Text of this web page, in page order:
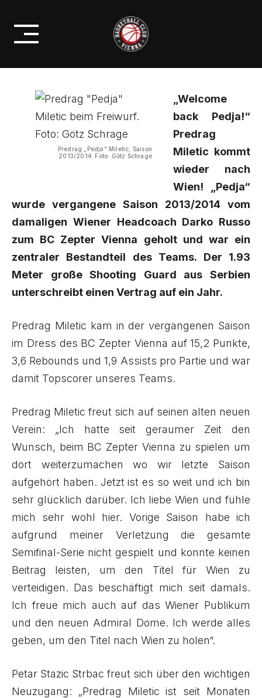
content
PREDRAG MILETIC KEHRT ZUM
BC ZEPTER VIENNA ZURÜCK
Predrag „Pedja“ Miletic, Saison
2013/2014. Foto: Götz Schrage
„Welcome
back Pedja!“
Predrag
Miletic kommt
wieder nach
Wien! „Pedja“
wurde vergangene Saison 2013/2014 vom
damaligen Wiener Headcoach Darko Russo
zum BC Zepter Vienna geholt und war ein
zentraler Bestandteil des Teams. Der 1.93
Meter große Shooting Guard aus Serbien
unterschreibt einen Vertrag auf ein Jahr.
Predrag Miletic kam in der vergangenen Saison
im Dress des BC Zepter Vienna auf 15,2 Punkte,
3,6 Rebounds und 1,9 Assists pro Partie und war
damit Topscorer unseres Teams.
Predrag Miletic freut sich auf seinen alten neuen
Verein: „Ich hatte seit geraumer Zeit den
Wunsch, beim BC Zepter Vienna zu spielen um
dort weiterzumachen wo wir letzte Saison
aufgehört haben. Jetzt ist es so weit und ich bin
sehr glücklich darüber. Ich liebe Wien und fühle
mich sehr wohl hier. Vorige Saison habe ich
aufgrund meiner Verletzung die gesamte
Semifinal-Serie nicht gespielt und konnte keinen
Beitrag leisten, um den Titel für Wien zu
verteidigen. Das beschäftigt mich seit damals.
Ich freue mich auch auf das Wiener Publikum
und den neuen Admiral Dome. Ich werde alles
geben, um den Titel nach Wien zu holen“.
Petar Stazic Strbac freut sich über den wichtigen
Neuzugang: „Predrag Miletic ist seit Monaten